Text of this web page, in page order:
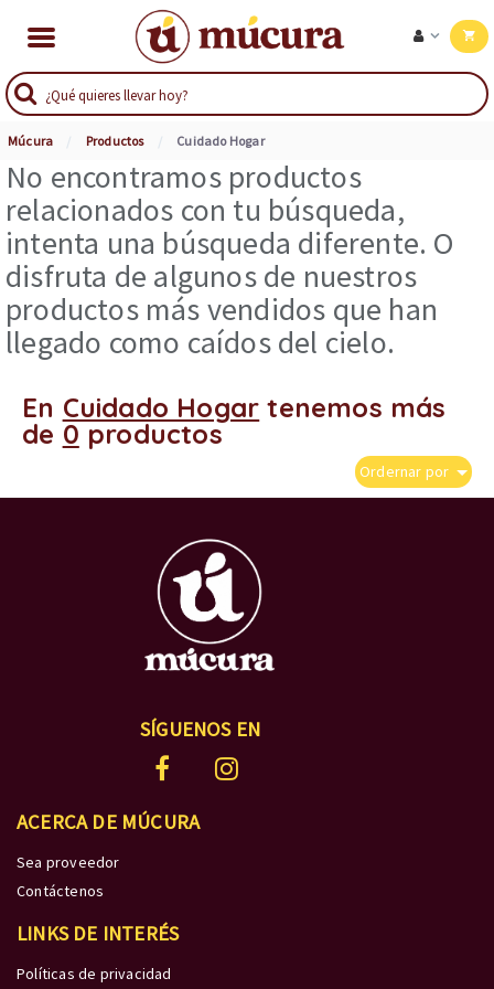
Múcura Productos Cuidado Hogar
No encontramos productos
relacionados con tu búsqueda,
intenta una búsqueda diferente. O
disfruta de algunos de nuestros
productos más vendidos que han
llegado como caídos del cielo.
En Cuidado Hogar tenemos más
de 0 productos
Ordernar por
SÍGUENOS EN
ACERCA DE MÚCURA
Sea proveedor
Contáctenos
LINKS DE INTERÉS
Políticas de privacidad